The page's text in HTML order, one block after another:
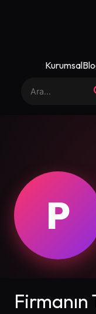
Kurumsal
P
Firmanın